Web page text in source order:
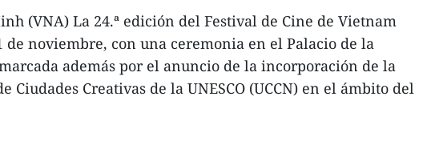
(VNA) La 24.ª edición del Festival de Cine de Vietnam
de noviembre, con una ceremonia en el Palacio de la
además por el anuncio de la incorporación de la
Ciudades Creativas de la UNESCO (UCCN) en el ámbito del